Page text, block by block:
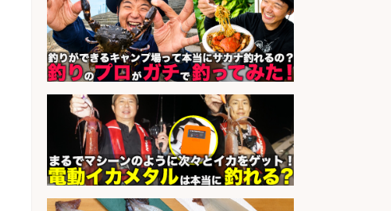
会社名 オーケー株式会社
sponsored by 求人ボックス
の簡単レジ 未経験も安心の研修あり
1日2h
会社名 オーケー株式会社
sponsored by 求人ボックス